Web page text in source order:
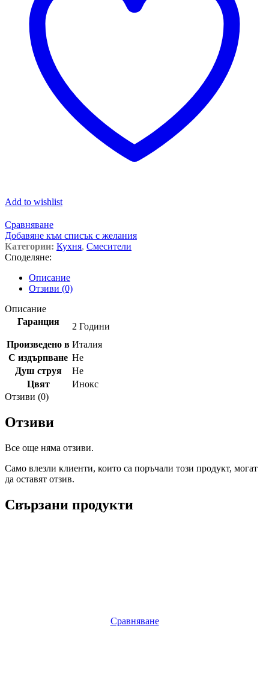
Add to wishlist
Сравняване
Добавяне към списък с желания
Категории: Кухня, Смесители
Споделяне:
Описание
Отзиви (0)
Описание
Гаранция
2 Години
Произведено в Италия
С издърпване Не
Душ струя
Не
Цвят
Инокс
Отзиви (0)
Отзиви
Все още няма отзиви.
Само влезли клиенти, които са поръчали този продукт, могат
да оставят отзив.
Свързани продукти
Сравняване